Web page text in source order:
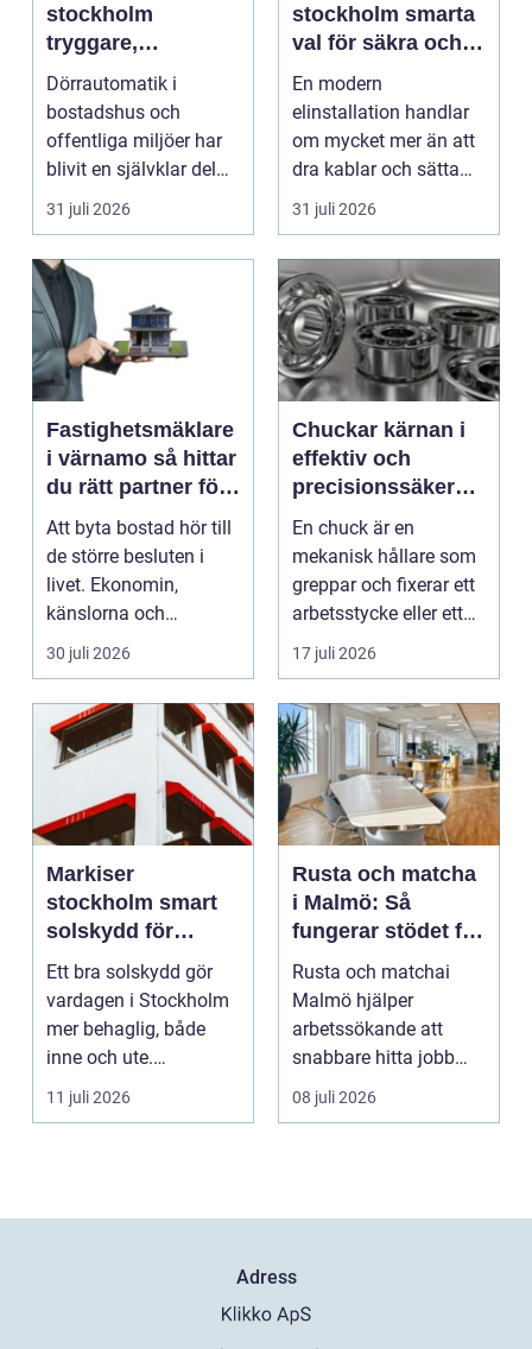
stockholm
tryggare,
smidigare och mer
tillgängliga entréer
Dörrautomatik i
bostadshus och
offentliga miljöer har
blivit en självklar del
av en modern
fastighet...
31 juli 2026
stockholm smarta
val för säkra och
energieffektiva
fastigheter
En modern
elinstallation handlar
om mycket mer än att
dra kablar och sätta
upp uttag. I
Stockholms s...
31 juli 2026
Fastighetsmäklare
i värnamo så hittar
du rätt partner för
din bostadsaffär
Att byta bostad hör till
de större besluten i
livet. Ekonomin,
känslorna och
vardagen vävs ihop i
en...
30 juli 2026
Chuckar kärnan i
effektiv och
precisionssäker
uppspänning
En chuck är en
mekanisk hållare som
greppar och fixerar ett
arbetsstycke eller ett
verktyg, oftast i...
17 juli 2026
Markiser
stockholm smart
solskydd för
stadsliv och
uteplatser
Ett bra solskydd gör
vardagen i Stockholm
mer behaglig, både
inne och ute.
Somrarna kan vara
varma, ...
11 juli 2026
Rusta och matcha
i Malmö: Så
fungerar stödet för
dig som söker
jobb
Rusta och matchai
Malmö hjälper
arbetssökande att
snabbare hitta jobb
eller utbildnin...
08 juli 2026
Adress